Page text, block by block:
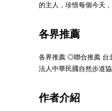
的主人，珍惜每個今天
各界推薦
各界推薦 ◎聯合推薦 台
法人中華民國自然步道
作者介紹